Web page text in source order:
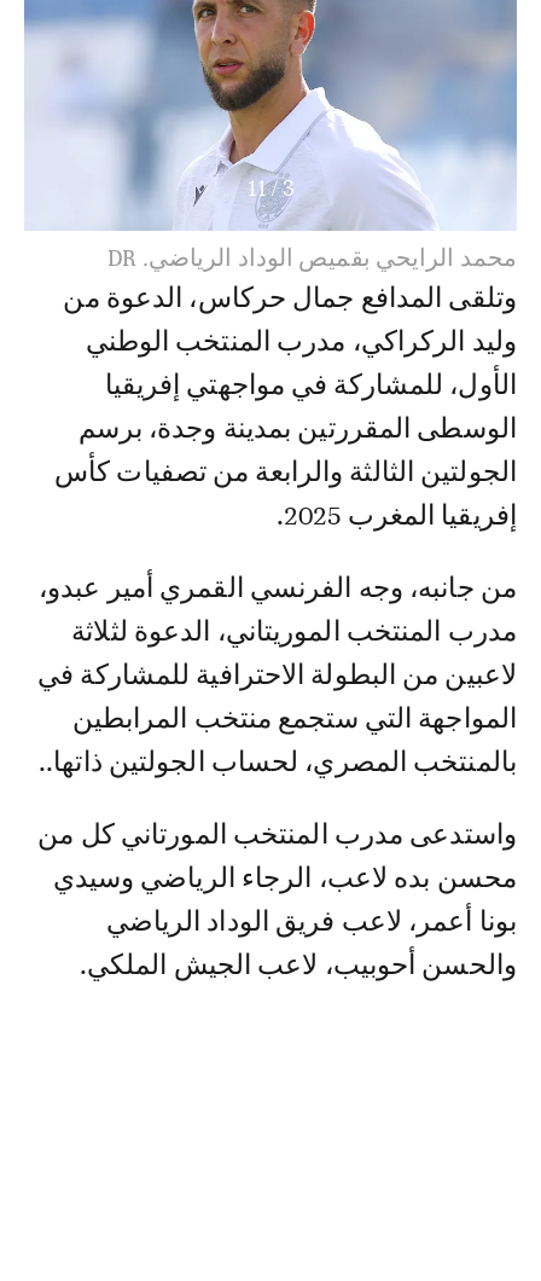
4
/
11
عبد المنعم بوطويل بقميص الوداد الرياضي. DR
وتلقى المدافع جمال حركاس، الدعوة من
وليد الركراكي، مدرب المنتخب الوطني
الأول، للمشاركة في مواجهتي إفريقيا
الوسطى المقررتين بمدينة وجدة، برسم
الجولتين الثالثة والرابعة من تصفيات كأس
إفريقيا المغرب 2025.
من جانبه، وجه الفرنسي القمري أمير عبدو،
مدرب المنتخب الموريتاني، الدعوة لثلاثة
لاعبين من البطولة الاحترافية للمشاركة في
المواجهة التي ستجمع منتخب المرابطين
بالمنتخب المصري، لحساب الجولتين ذاتها..
واستدعى مدرب المنتخب المورتاني كل من
محسن بده لاعب، الرجاء الرياضي وسيدي
بونا أعمر، لاعب فريق الوداد الرياضي
والحسن أحوبيب، لاعب الجيش الملكي.